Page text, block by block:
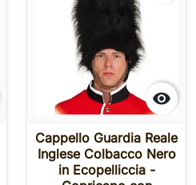

Cappello Guardia Reale
Inglese Colbacco Nero
in Ecopelliccia -